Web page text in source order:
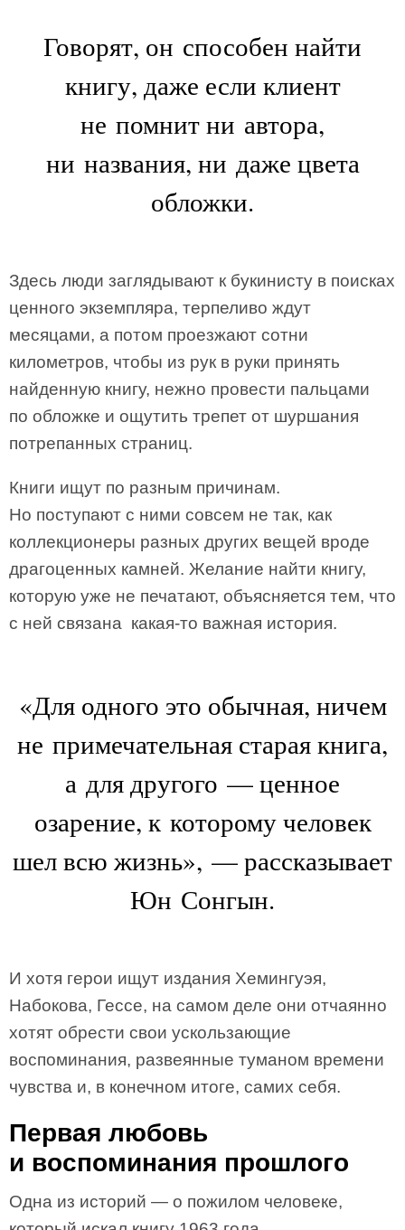
Говорят, он способен найти
книгу, даже если клиент
не помнит ни автора,
ни названия, ни даже цвета
обложки.
Здесь люди заглядывают к букинисту в поисках
ценного экземпляра, терпеливо ждут
месяцами, а потом проезжают сотни
километров, чтобы из рук в руки принять
найденную книгу, нежно провести пальцами
по обложке и ощутить трепет от шуршания
потрепанных страниц.
Книги ищут по разным причинам.
Но поступают с ними совсем не так, как
коллекционеры разных других вещей вроде
драгоценных камней. Желание найти книгу,
которую уже не печатают, объясняется тем, что
с ней связана ­ какая-то важная история.
«Для одного это обычная, ничем
не примечательная старая книга,
а для другого — ценное
озарение, к которому человек
шел всю жизнь», — рассказывает
Юн Сонгын.
И хотя герои ищут издания Хемингуэя,
Набокова, Гессе, на самом деле они отчаянно
хотят обрести свои ускользающие
воспоминания, развеянные туманом времени
чувства и, в конечном итоге, самих себя.
Первая любовь
и воспоминания прошлого
Одна из историй — о пожилом человеке,